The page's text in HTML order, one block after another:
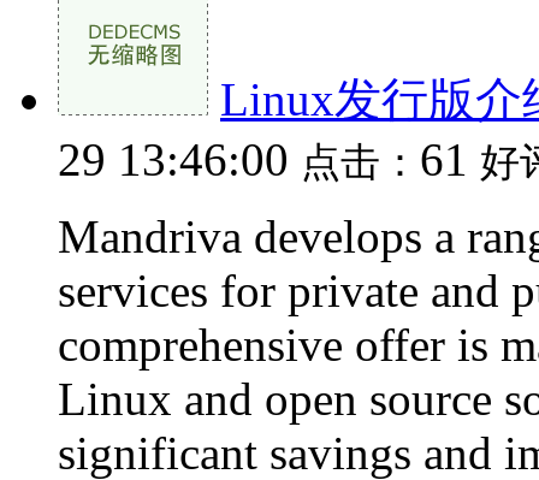
Linux发行版介
29 13:46:00 点击： 61 好
Mandriva develops a
services for private and
comprehensive offer is
Linux and open source
significant savings and